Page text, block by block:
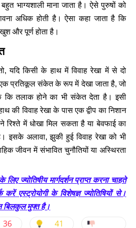
भाग्यशाली माना जाता है। ऐसे पुरुषों को
अधिक होती है। ऐसा कहा जाता है कि
और पूर्ण होता है।
यदि किसी के हाथ में विवाह रेखा में से दो
प्रतिकूल संकेत के रूप में देखा जाता है, जो
कि तलाक होने का भी संकेत देता है। इसी
की विवाह रेखा के पास एक द्वीप का निशान
रिश्ते में धोखा मिल सकता है या बेवफाई का
इसके अलावा, झुकी हुई विवाह रेखा को भी
जीवन में संभावित चुनौतियों या अस्थिरता
ज्योतिषीय मार्गदर्शन प्राप्त करना चाहते
एस्ट्रोयोगी के विशेषज्ञ ज्योतिषियों से।
बिलकुल मुफ्त है।
36 41